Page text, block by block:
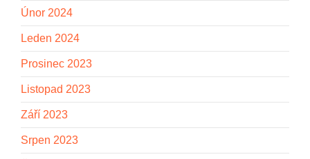
Únor 2024
Leden 2024
Prosinec 2023
Listopad 2023
Září 2023
Srpen 2023